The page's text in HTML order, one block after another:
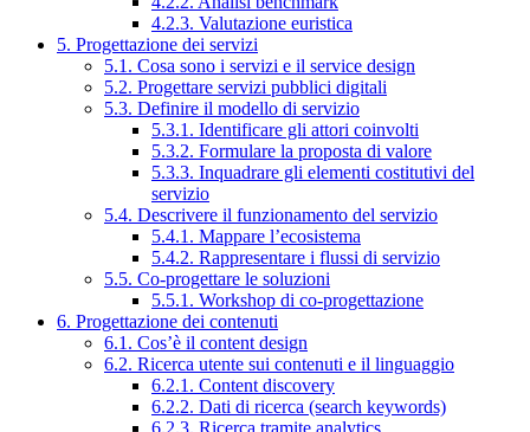
4.2.3. Valutazione euristica
5. Progettazione dei servizi
5.1. Cosa sono i servizi e il service design
5.2. Progettare servizi pubblici digitali
5.3. Definire il modello di servizio
5.3.1. Identificare gli attori coinvolti
5.3.2. Formulare la proposta di valore
5.3.3. Inquadrare gli elementi costitutivi del
servizio
5.4. Descrivere il funzionamento del servizio
5.4.1. Mappare l’ecosistema
5.4.2. Rappresentare i flussi di servizio
5.5. Co-progettare le soluzioni
5.5.1. Workshop di co-progettazione
6. Progettazione dei contenuti
6.1. Cos’è il content design
6.2. Ricerca utente sui contenuti e il linguaggio
6.2.1. Content discovery
6.2.2. Dati di ricerca (search keywords)
6.2.3. Ricerca tramite analytics